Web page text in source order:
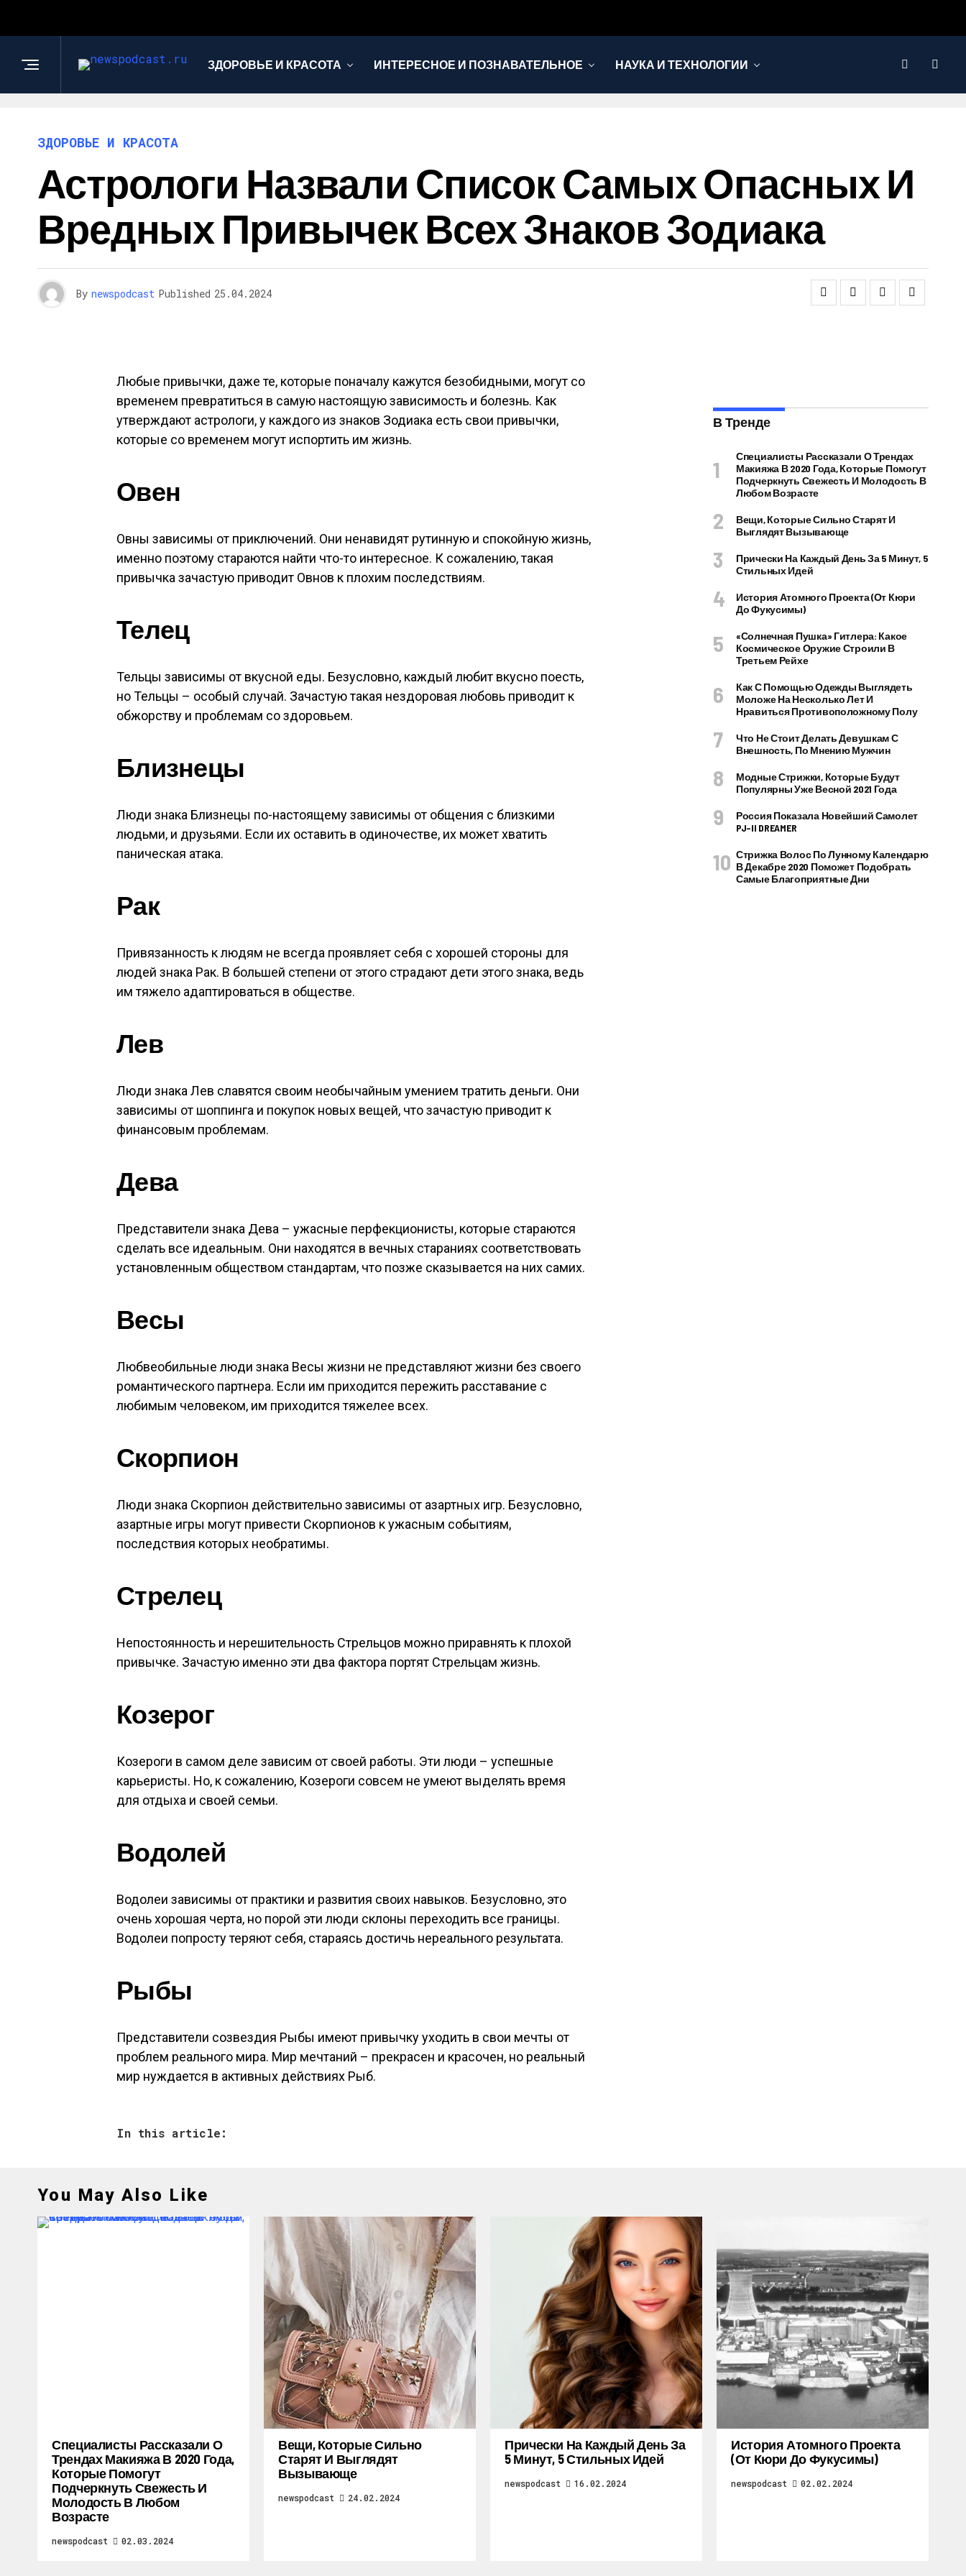
ЗДОРОВЬЕ И КРАСОТА ИНТЕРЕСНОЕ И ПОЗНАВАТЕЛЬНОЕ НАУКА И ТЕХНОЛОГИИ
ЗДОРОВЬЕ И КРАСОТА
Астрологи Назвали Список Самых Опасных И
Вредных Привычек Всех Знаков Зодиака
By newspodcast Published 25.04.2024
Любые привычки, даже те, которые поначалу кажутся безобидными, могут со
временем превратиться в самую настоящую зависимость и болезнь. Как
утверждают астрологи, у каждого из знаков Зодиака есть свои привычки,
которые со временем могут испортить им жизнь.
Овен
Овны зависимы от приключений. Они ненавидят рутинную и спокойную жизнь,
именно поэтому стараются найти что-то интересное. К сожалению, такая
привычка зачастую приводит Овнов к плохим последствиям.
Телец
Тельцы зависимы от вкусной еды. Безусловно, каждый любит вкусно поесть,
но Тельцы – особый случай. Зачастую такая нездоровая любовь приводит к
обжорству и проблемам со здоровьем.
Близнецы
Люди знака Близнецы по-настоящему зависимы от общения с близкими
людьми, и друзьями. Если их оставить в одиночестве, их может хватить
паническая атака.
Рак
Привязанность к людям не всегда проявляет себя с хорошей стороны для
людей знака Рак. В большей степени от этого страдают дети этого знака, ведь
им тяжело адаптироваться в обществе.
Лев
Люди знака Лев славятся своим необычайным умением тратить деньги. Они
зависимы от шоппинга и покупок новых вещей, что зачастую приводит к
финансовым проблемам.
Дева
Представители знака Дева – ужасные перфекционисты, которые стараются
сделать все идеальным. Они находятся в вечных стараниях соответствовать
установленным обществом стандартам, что позже сказывается на них самих.
Весы
Любвеобильные люди знака Весы жизни не представляют жизни без своего
романтического партнера. Если им приходится пережить расставание с
любимым человеком, им приходится тяжелее всех.
Скорпион
Люди знака Скорпион действительно зависимы от азартных игр. Безусловно,
азартные игры могут привести Скорпионов к ужасным событиям,
последствия которых необратимы.
Стрелец
Непостоянность и нерешительность Стрельцов можно приравнять к плохой
привычке. Зачастую именно эти два фактора портят Стрельцам жизнь.
Козерог
Козероги в самом деле зависим от своей работы. Эти люди – успешные
карьеристы. Но, к сожалению, Козероги совсем не умеют выделять время
для отдыха и своей семьи.
Водолей
Водолеи зависимы от практики и развития своих навыков. Безусловно, это
очень хорошая черта, но порой эти люди склоны переходить все границы.
Водолеи попросту теряют себя, стараясь достичь нереального результата.
Рыбы
Представители созвездия Рыбы имеют привычку уходить в свои мечты от
проблем реального мира. Мир мечтаний – прекрасен и красочен, но реальный
мир нуждается в активных действиях Рыб.
In this article:
В Тренде
Специалисты Рассказали О Трендах
Макияжа В 2020 Года, Которые Помогут
Подчеркнуть Свежесть И Молодость В
Любом Возрасте
Вещи, Которые Сильно Старят И
Выглядят Вызывающе
Прически На Каждый День За 5 Минут, 5
Стильных Идей
История Атомного Проекта (от Кюри
До Фукусимы)
«Солнечная Пушка» Гитлера: Какое
Космическое Оружие Строили В
Третьем Рейхе
Как С Помощью Одежды Выглядеть
Моложе На Несколько Лет И
Нравиться Противоположному Полу
Что Не Стоит Делать Девушкам С
Внешность, По Мнению Мужчин
Модные Стрижки, Которые Будут
Популярны Уже Весной 2021 Года
Россия Показала Новейший Самолет
PJ–II DREAMER
Стрижка Волос По Лунному Календарю
В Декабре 2020 Поможет Подобрать
Самые Благоприятные Дни
You May Also Like
Специалисты Рассказали О
Трендах Макияжа В 2020 Года,
Которые Помогут
Подчеркнуть Свежесть И
Молодость В Любом
Возрасте
newspodcast 02.03.2024
Вещи, Которые Сильно
Старят И Выглядят
Вызывающе
newspodcast 24.02.2024
Прически На Каждый День За
5 Минут, 5 Стильных Идей
newspodcast 16.02.2024
История Атомного Проекта
(от Кюри До Фукусимы)
newspodcast 02.02.2024